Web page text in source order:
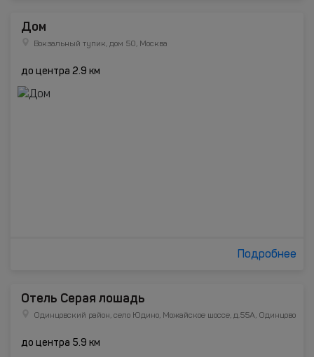
Дом
Вокзальный тупик, дом 50, Москва
до центра 2.9 км
Подробнее
Отель Серая лошадь
Одинцовский район, село Юдино, Можайское шоссе, д.55А, Одинцово
до центра 5.9 км